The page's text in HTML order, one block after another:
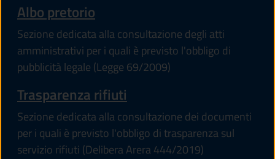
Albo pretorio
Sezione dedicata alla consultazione degli atti
amministrativi per i quali è previsto l'obbligo di
pubblicità legale (Legge 69/2009)
Trasparenza rifiuti
Sezione dedicata alla consultazione dei documenti
per i quali è previsto l'obbligo di trasparenza sul
servizio rifiuti (Delibera Arera 444/2019)